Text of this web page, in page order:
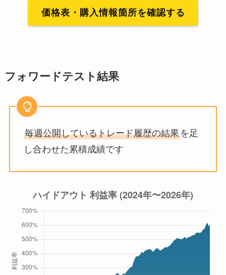
価格表・購入情報箇所を確認する
フォワードテスト結果
毎週公開しているトレード履歴の結果を足
し合わせた累積成績です